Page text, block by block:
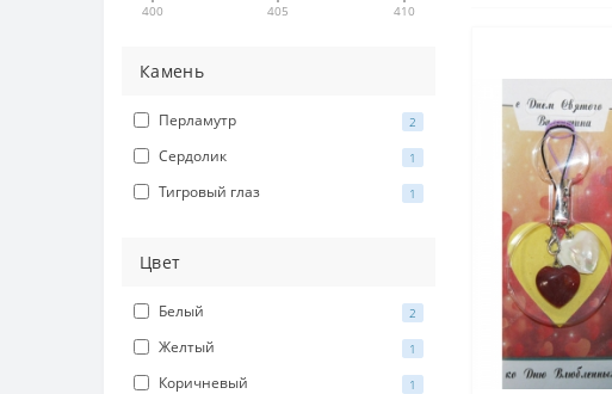
400 405 410
Камень
Перламутр 2
Сердолик 1
Тигровый глаз 1
Цвет
Белый 2
Желтый 1
Коричневый 1